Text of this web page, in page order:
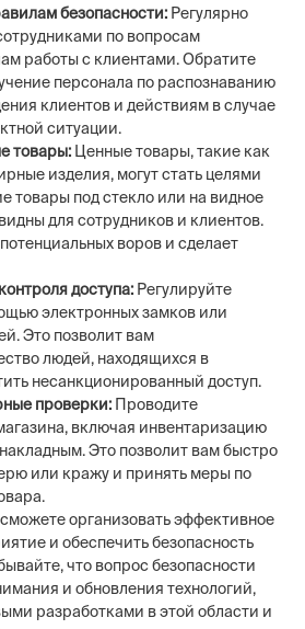
безопасности: Регулярно
по вопросам
работы с клиентами. Обратите
персонала по распознаванию
клиентов и действиям в случае
ситуации.
товары: Ценные товары, такие как
изделия, могут стать целями
товары под стекло или на видное
для сотрудников и клиентов.
воров и сделает
доступа: Регулируйте
электронных замков или
Это позволит вам
людей, находящихся в
несанкционированный доступ.
проверки: Проводите
включая инвентаризацию
Это позволит вам быстро
или кражу и принять меры по
организовать эффективное
и обеспечить безопасность
что вопрос безопасности
и обновления технологий,
разработками в этой области и